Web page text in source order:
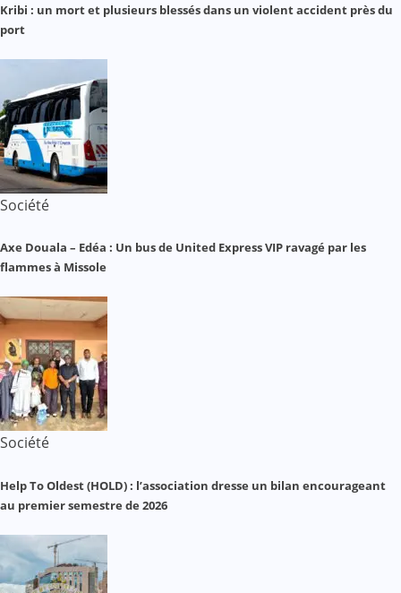
Kribi : un mort et plusieurs blessés dans un violent accident près du
port
Société
Axe Douala – Edéa : Un bus de United Express VIP ravagé par les
flammes à Missole
Société
Help To Oldest (HOLD) : l’association dresse un bilan encourageant
au premier semestre de 2026